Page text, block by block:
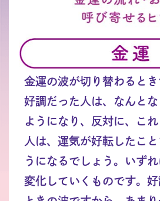
金運の波が切り替わると
好調だった人は、なんと
ようになり、反対に、こ
人は、運気が好転したこ
うになるでしょう。いず
変化していくものです。